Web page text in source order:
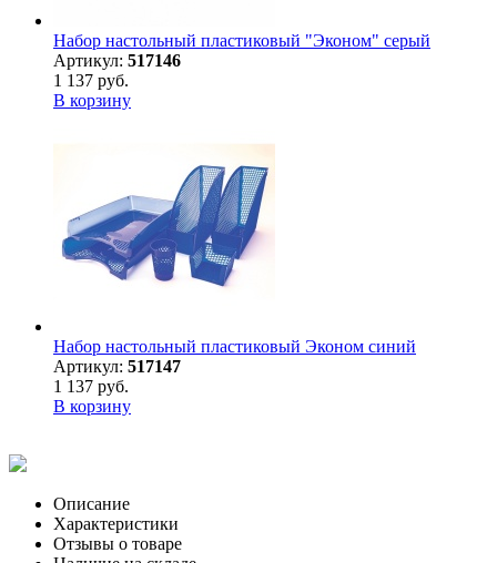
Набор настольный пластиковый "Эконом" серый
Артикул: 517146
1 137 руб.
В корзину
Набор настольный пластиковый Эконом синий
Артикул: 517147
1 137 руб.
В корзину
Описание
Характеристики
Отзывы о товаре